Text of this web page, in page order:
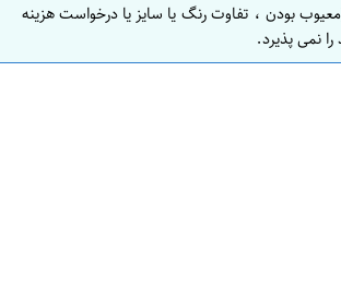
بودن ، تفاوت رنگ یا سایز یا درخواست هزینه
نمی پذیرد.